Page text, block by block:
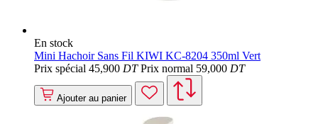
En stock
Mini Hachoir Sans Fil KIWI KC-8204 350ml Vert
Prix spécial 45,900 DT Prix normal 59,000 DT
Ajouter au panier